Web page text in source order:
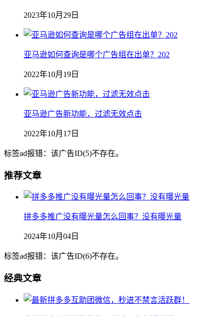
2023年10月29日
亚马逊如何查询是哪个广告组在出单？202
2022年10月19日
亚马逊广告新功能，过滤无效点击
2022年10月17日
标签ad报错：该广告ID(5)不存在。
推荐文章
拼多多推广没有曝光量怎么回事？没有曝光量
2024年10月04日
标签ad报错：该广告ID(6)不存在。
经典文章